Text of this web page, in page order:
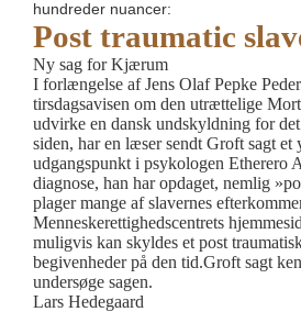
hundreder nuancer:
Post traumatic
Ny sag for Kjærum
I forlængelse af Jens Olaf Pepke
tirsdagsavisen om den utrættelige
udvirke en dansk undskyldning for
siden, har en læser sendt Groft sagt
udgangspunkt i psykologen Etherero
diagnose, han har opdaget, nemlig
plager mange af slavernes
Menneskerettighedscentrets
muligvis kan skyldes et post
begivenheder på den tid.Groft sagt
undersøge sagen.
Lars Hedegaard